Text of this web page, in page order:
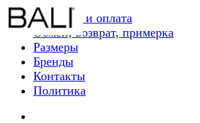
Доставка и оплата
Обмен, возврат, примерка
Размеры
Бренды
Контакты
Политика